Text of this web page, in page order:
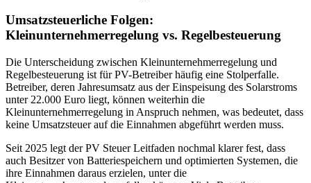
Umsatzsteuerliche Folgen:
Kleinunternehmerregelung vs. Regelbesteuerung
Die Unterscheidung zwischen Kleinunternehmerregelung und
Regelbesteuerung ist für PV-Betreiber häufig eine Stolperfalle.
Betreiber, deren Jahresumsatz aus der Einspeisung des Solarstroms
unter 22.000 Euro liegt, können weiterhin die
Kleinunternehmerregelung in Anspruch nehmen, was bedeutet, dass
keine Umsatzsteuer auf die Einnahmen abgeführt werden muss.
Seit 2025 legt der PV Steuer Leitfaden nochmal klarer fest, dass
auch Besitzer von Batteriespeichern und optimierten Systemen, die
ihre Einnahmen daraus erzielen, unter die